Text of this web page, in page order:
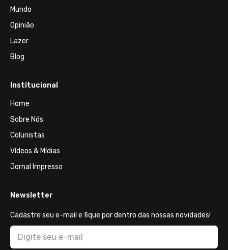
Mundo
Opinião
Lazer
Blog
Institucional
Home
Sobre Nós
Colunistas
Vídeos & Mídias
Jornal Impresso
Newsletter
Cadastre seu e-mail e fique por dentro das nossas novidades!